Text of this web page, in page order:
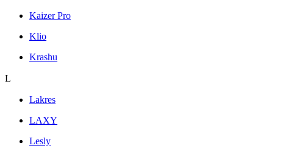
Kaizer Pro
Klio
Krashu
L
Lakres
LAXY
Lesly